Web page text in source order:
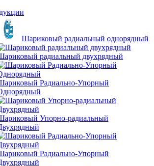
Шариковый радиальный однорядный
радиальный двухрядный
Радиально-Упорный
Упорно-радиальный
Радиально-Упорный